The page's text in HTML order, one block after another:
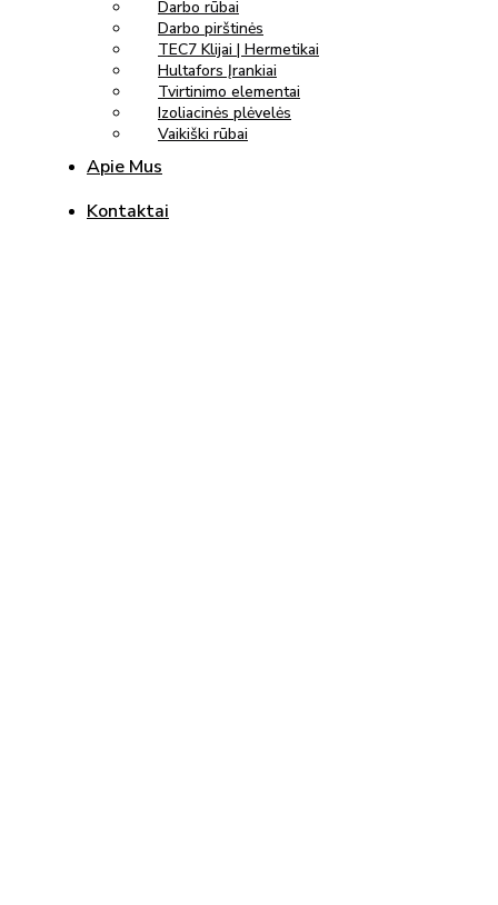
Darbo rūbai
Darbo pirštinės
TEC7 Klijai | Hermetikai
Hultafors Įrankiai
Tvirtinimo elementai
Izoliacinės plėvelės
Vaikiški rūbai
Apie Mus
Kontaktai